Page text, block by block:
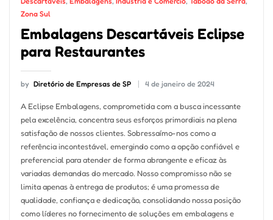
Zona Sul
Embalagens Descartáveis Eclipse
para Restaurantes
by Diretório de Empresas de SP 4 de janeiro de 2024
A Eclipse Embalagens, comprometida com a busca incessante
pela excelência, concentra seus esforços primordiais na plena
satisfação de nossos clientes. Sobressaímo-nos como a
referência incontestável, emergindo como a opção confiável e
preferencial para atender de forma abrangente e eficaz às
variadas demandas do mercado. Nosso compromisso não se
limita apenas à entrega de produtos; é uma promessa de
qualidade, confiança e dedicação, consolidando nossa posição
como líderes no fornecimento de soluções em embalagens e